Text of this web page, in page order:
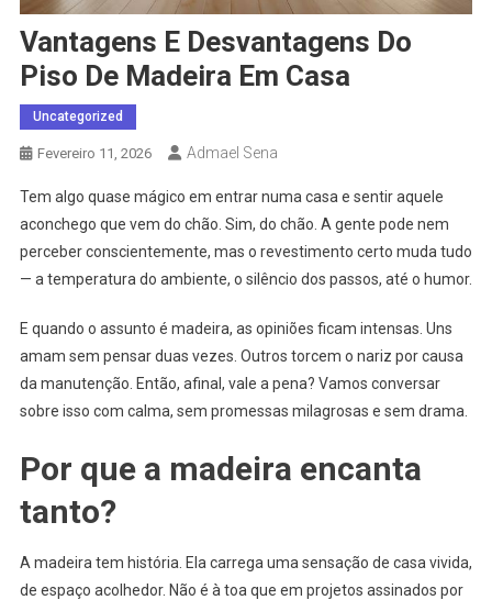
Vantagens E Desvantagens Do
Piso De Madeira Em Casa
Uncategorized
Fevereiro 11, 2026 Admael Sena
Tem algo quase mágico em entrar numa casa e sentir aquele
aconchego que vem do chão. Sim, do chão. A gente pode nem
perceber conscientemente, mas o revestimento certo muda tudo
— a temperatura do ambiente, o silêncio dos passos, até o humor.
E quando o assunto é madeira, as opiniões ficam intensas. Uns
amam sem pensar duas vezes. Outros torcem o nariz por causa
da manutenção. Então, afinal, vale a pena? Vamos conversar
sobre isso com calma, sem promessas milagrosas e sem drama.
Por que a madeira encanta
tanto?
A madeira tem história. Ela carrega uma sensação de casa vivida,
de espaço acolhedor. Não é à toa que em projetos assinados por